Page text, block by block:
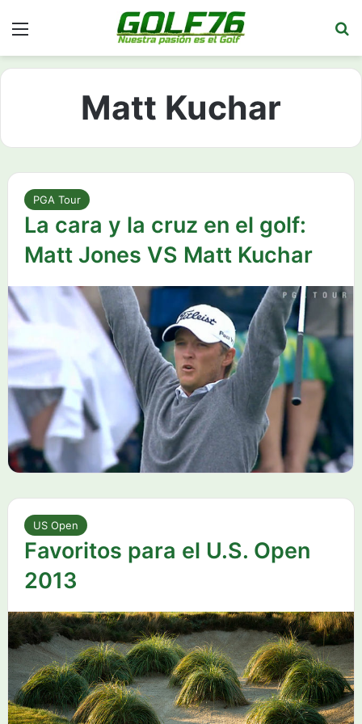
Matt Kuchar
PGA Tour
La cara y la cruz en el golf:
Matt Jones VS Matt Kuchar
US Open
Favoritos para el U.S. Open
2013